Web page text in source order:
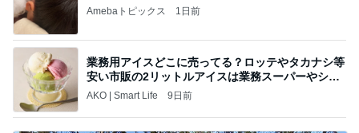
Amebaトピックス 1日前
業務用アイスどこに売ってる？ロッテやタカナシ等
安い市販の2リットルアイスは業務スーパーやシャ
トレ
AKO | Smart Life 9日前